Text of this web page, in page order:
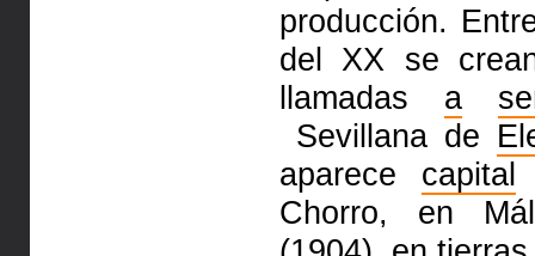
producción.
del XX se
llamadas a
Sevillana de
aparece capital
Chorro, en